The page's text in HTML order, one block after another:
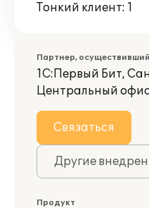
Тонкий клиент: 1
Партнер,
1С:Первый Бит,
Центральный офис
Связаться
Другие
Продукт